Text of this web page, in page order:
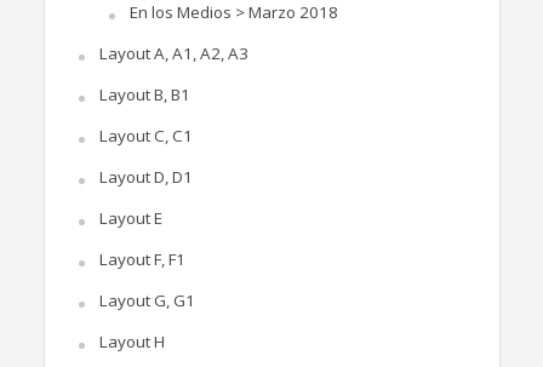
En los Medios > Marzo 2018
Layout A, A1, A2, A3
Layout B, B1
Layout C, C1
Layout D, D1
Layout E
Layout F, F1
Layout G, G1
Layout H